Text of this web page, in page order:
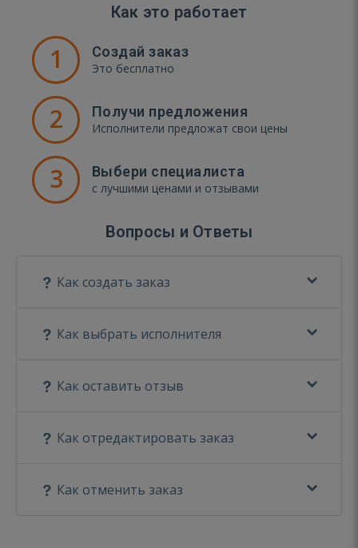
Как это работает
1 Создай заказ
Это бесплатно
2 Получи предложения
Исполнители предложат свои цены
3 Выбери специалиста
с лучшими ценами и отзывами
Вопросы и Ответы
Как создать заказ
Как выбрать исполнителя
Как оставить отзыв
Как отредактировать заказ
Как отменить заказ